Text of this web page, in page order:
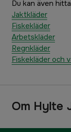
Du kan även
Jaktkläder
Fiskekläder
Arbetskläder
Regnkläder
Fiskekläder och
Om Hylte